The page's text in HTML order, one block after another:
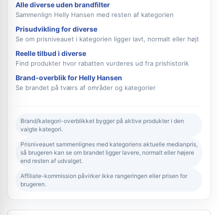
Alle diverse uden brandfilter
Sammenlign Helly Hansen med resten af kategorien
Prisudvikling for diverse
Se om prisniveauet i kategorien ligger lavt, normalt eller højt
Reelle tilbud i diverse
Find produkter hvor rabatten vurderes ud fra prishistorik
Brand-overblik for Helly Hansen
Se brandet på tværs af områder og kategorier
Brand/kategori-overblikket bygger på aktive produkter i den
valgte kategori.
Prisniveauet sammenlignes med kategoriens aktuelle medianpris,
så brugeren kan se om brandet ligger lavere, normalt eller højere
end resten af udvalget.
Affiliate-kommission påvirker ikke rangeringen eller prisen for
brugeren.